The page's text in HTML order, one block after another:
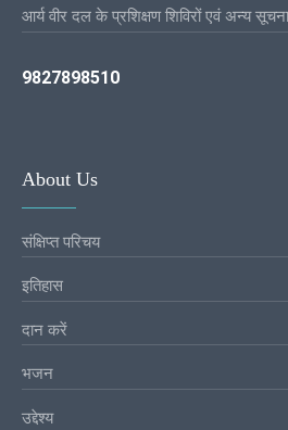
आर्य वीर दल के प्रशिक्षण शिविरों एवं अन्य
9827898510
About Us
संक्षिप्त परिचय
इतिहास
दान करें
भजन
उद्देश्य